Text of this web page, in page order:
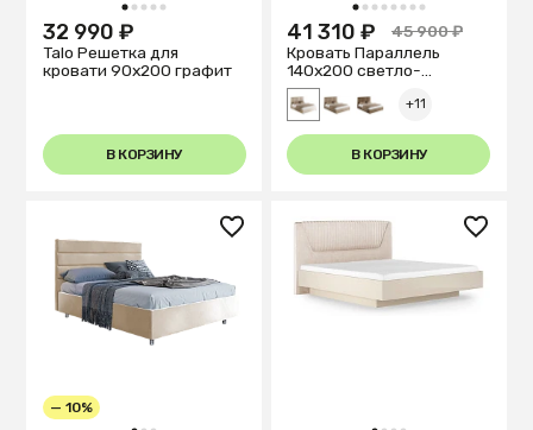
1 2 3 4 5
32 990 ₽
Talo Решетка для
кровати 90х200 графит
В КОРЗИНУ
1 2 3 4 5 6 7 8
41 310 ₽
45 900 ₽
Кровать Параллель
140х200 светло-
бежевого цвета
+11
В КОРЗИНУ
— 10%